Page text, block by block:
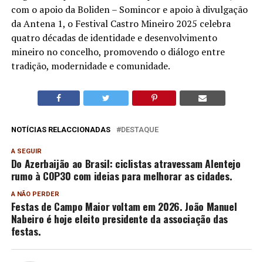
com o apoio da Boliden – Somincor e apoio à divulgação
da Antena 1, o Festival Castro Mineiro 2025 celebra
quatro décadas de identidade e desenvolvimento
mineiro no concelho, promovendo o diálogo entre
tradição, modernidade e comunidade.
NOTÍCIAS RELACCIONADAS DESTAQUE
A SEGUIR
Do Azerbaijão ao Brasil: ciclistas atravessam Alentejo
rumo à COP30 com ideias para melhorar as cidades.
A NÃO PERDER
Festas de Campo Maior voltam em 2026. João Manuel
Nabeiro é hoje eleito presidente da associação das
festas.